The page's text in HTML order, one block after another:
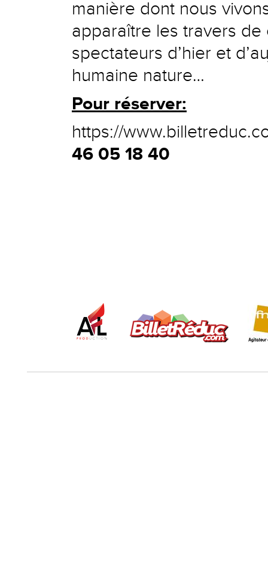
manière dont nous
apparaître les travers
spectateurs d’hier et
humaine nature…
Pour réserver:
https://
46 05 18 40